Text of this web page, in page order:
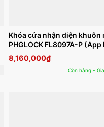
Khóa cửa nhận diện khuôn
PHGLOCK FL8097A-P (App
Pass)
8,160,000₫
Còn hàng -